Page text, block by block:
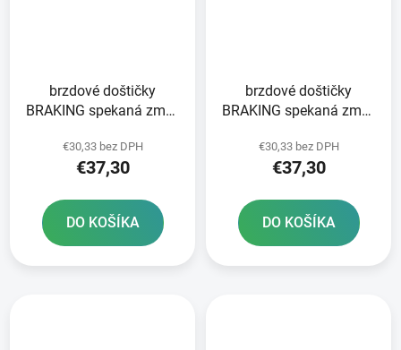
brzdové doštičky
BRAKING spekaná zmes
€30,33 bez DPH
€37,30
DO KOŠÍKA
brzdové doštičky
BRAKING spekaná zmes
€30,33 bez DPH
€37,30
DO KOŠÍKA